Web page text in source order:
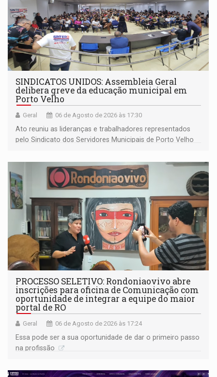
SINDICATOS UNIDOS: Assembleia Geral
delibera greve da educação municipal em
Porto Velho
Geral 06 de Agosto de 2026 às 17:30
Ato reuniu as lideranças e trabalhadores representados
pelo Sindicato dos Servidores Municipais de Porto Velho
PROCESSO SELETIVO: Rondoniaovivo abre
inscrições para oficina de Comunicação com
oportunidade de integrar a equipe do maior
portal de RO
Geral 06 de Agosto de 2026 às 17:24
Essa pode ser a sua oportunidade de dar o primeiro passo
na profissão